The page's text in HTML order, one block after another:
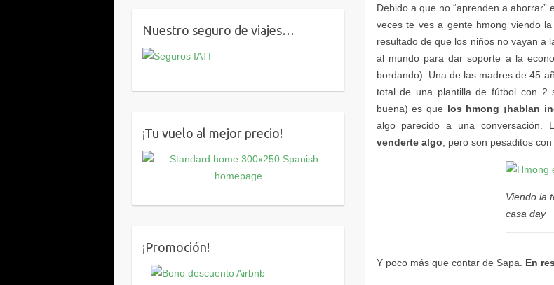
los hmong ¡hablan
venderte algo
Viendo la
casa day
En
Nuestro seguro de viajes…
¡Tu vuelo al mejor precio!
¡Promoción!